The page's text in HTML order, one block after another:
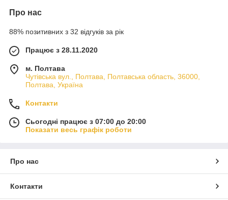
Про нас
88% позитивних з 32 відгуків за рік
Працює з 28.11.2020
м. Полтава
Чутівська вул., Полтава, Полтавська область, 36000,
Полтава, Україна
Контакти
Сьогодні працює з 07:00 до 20:00
Показати весь графік роботи
Про нас
Контакти